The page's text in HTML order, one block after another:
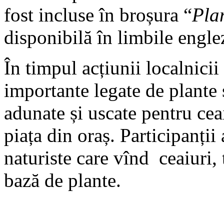
fost incluse în broșura “
disponibilă în limbile
În timpul acțiunii localnicii
importante legate de
adunate și uscate pentru
piața din oraș. Participanții
naturiste care vînd ceaiuri,
bază de plante.